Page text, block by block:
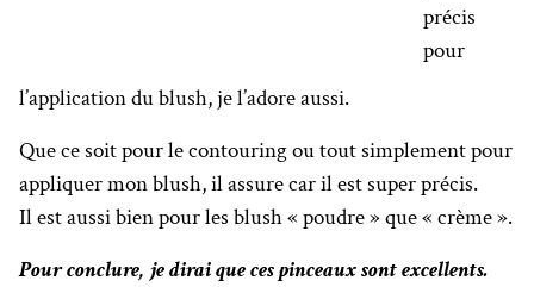
précis
pour
l’application du blush, je l’adore aussi.
Que ce soit pour le contouring ou tout simplement pour
appliquer mon blush, il assure car il est super précis.
Il est aussi bien pour les blush « poudre » que « crème ».
Pour conclure, je dirai que ces pinceaux sont excellents.